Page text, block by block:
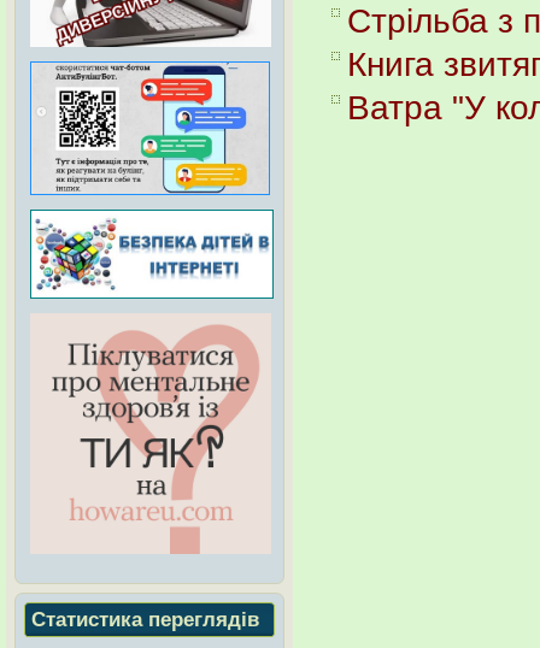
Статистика переглядів
Стрільба з
Книга
Ватра "У